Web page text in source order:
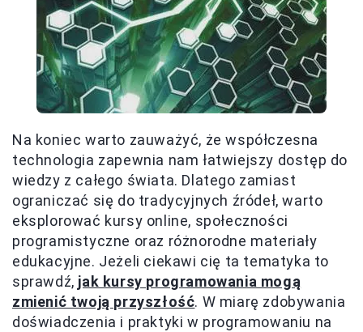
Na koniec warto zauważyć, że współczesna
technologia zapewnia nam łatwiejszy dostęp do
wiedzy z całego świata. Dlatego zamiast
ograniczać się do tradycyjnych źródeł, warto
eksplorować kursy online, społeczności
programistyczne oraz różnorodne materiały
edukacyjne. Jeżeli ciekawi cię ta tematyka to
sprawdź, jak kursy programowania mogą
zmienić twoją przyszłość. W miarę zdobywania
doświadczenia i praktyki w programowaniu na